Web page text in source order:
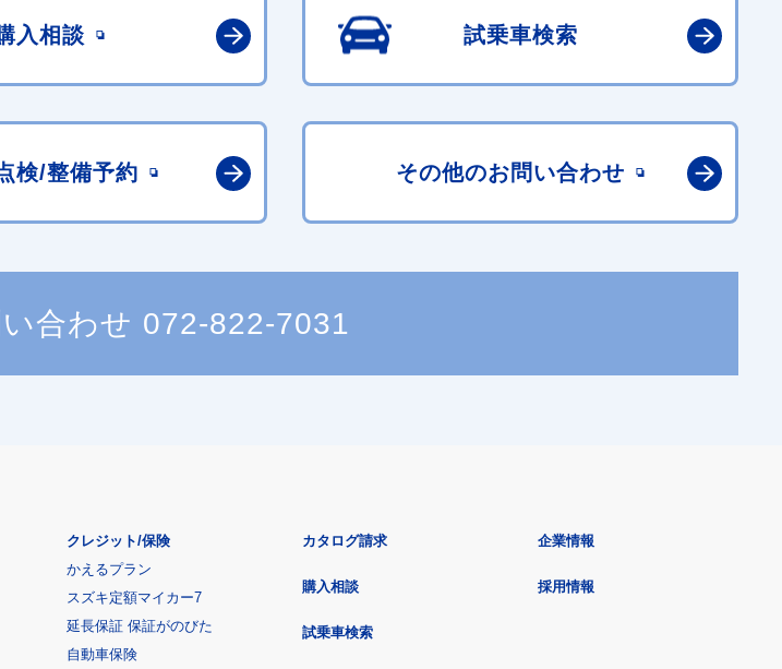
入相談 試乗車検索
検/整備予約 その他のお問い合わせ
合わせ 072-822-7031
クレジット/保険
かえるプラン
スズキ定額マイカー7
延長保証 保証がのびた
自動車保険
カタログ請求
購入相談
試乗車検索
企業情報
採用情報